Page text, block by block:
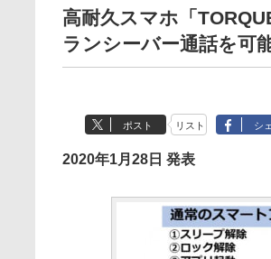
高耐久スマホ「
ランシーバー通話を可
ポスト リスト シ
2020年1月28日 発表